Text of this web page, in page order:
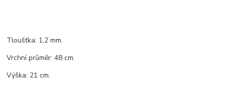
Tloušťka: 1,2 mm.
Vrchní průměr: 48 cm.
Výška: 21 cm.